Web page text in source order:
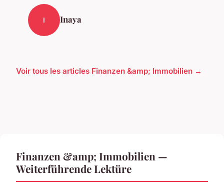
I Inaya
Voir tous les articles Finanzen &amp; Immobilien →
Finanzen &amp; Immobilien —
Weiterführende Lektüre